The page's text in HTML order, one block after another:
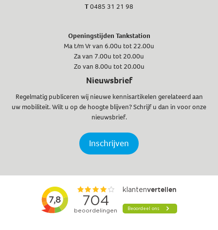
T0485 31 21 98
Openingstijden Tankstation
Ma t/m Vr van 6.00u tot 22.00u
Za van 7.00u tot 20.00u
Zo van 8.00u tot 20.00u
Nieuwsbrief
Regelmatig publiceren wij nieuwe kennisartikelen gerelateerd aan
uw mobiliteit. Wilt u op de hoogte blijven? Schrijf u dan in voor onze
nieuwsbrief.
Inschrijven